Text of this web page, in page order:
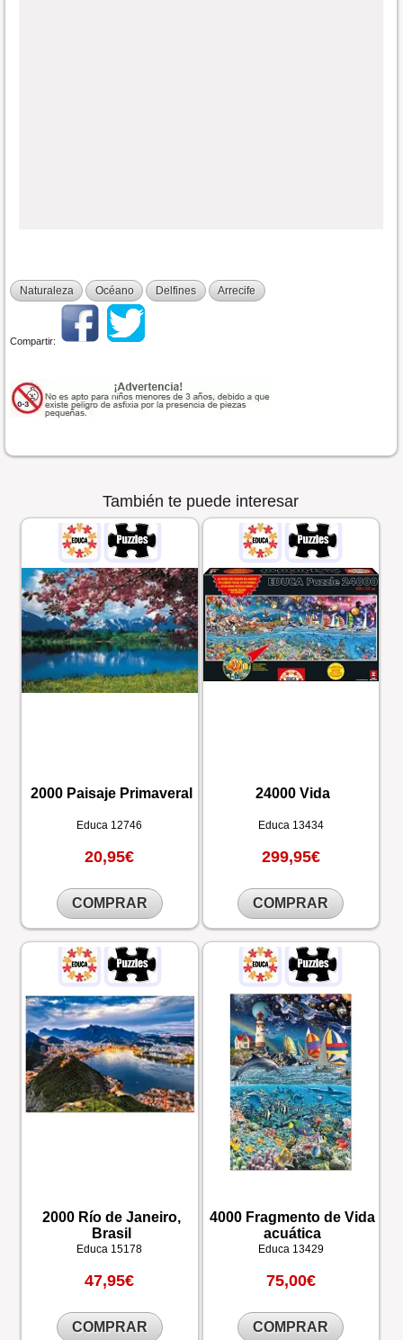
Naturaleza Océano Delfines Arrecife
Compartir:
También te puede interesar
2000 Paisaje Primaveral
Educa 12746
20,95€
COMPRAR
24000 Vida
Educa 13434
299,95€
COMPRAR
2000 Río de Janeiro,
Brasil
Educa 15178
47,95€
COMPRAR
4000 Fragmento de Vida
acuática
Educa 13429
75,00€
COMPRAR